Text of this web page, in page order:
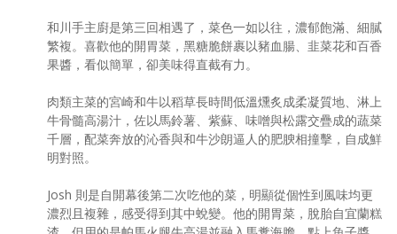
和川手主廚是第三回相遇了，菜色一如以往，濃郁飽滿、細膩
繁複。喜歡他的開胃菜，黑糖脆餅裹以豬血腸、韭菜花和百香
果醬，看似簡單，卻美味得直截有力。
肉類主菜的宮崎和牛以稻草長時間低溫燻炙成柔凝質地、淋上
牛骨髓高湯汁，佐以馬鈴薯、紫蘇、味噌與松露交疊成的蔬菜
千層，配菜奔放的沁香與和牛沙朗逼人的肥腴相撞擊，自成鮮
明對照。
Josh 則是自開幕後第二次吃他的菜，明顯從個性到風味均更
濃烈且複雜，感受得到其中蛻變。他的開胃菜，脫胎自宜蘭糕